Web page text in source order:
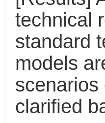
technical
standard
models
scenarios
clarified